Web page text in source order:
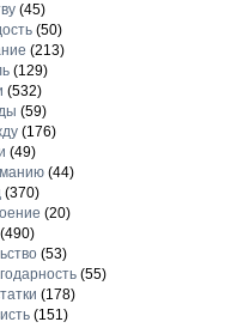
(45)
(50)
(213)
(129)
(532)
(59)
(176)
(49)
(44)
(370)
(20)
(53)
(55)
(178)
(151)